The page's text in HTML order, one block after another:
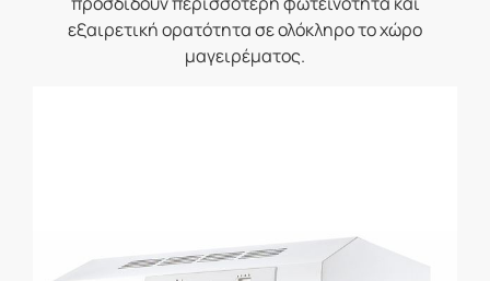
εξαιρετική ορατότητα σε ολόκληρο το χώρο
μαγειρέματος.